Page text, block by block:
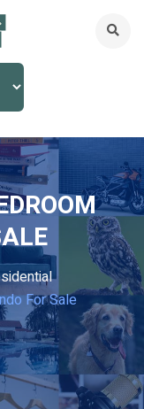
For Sale